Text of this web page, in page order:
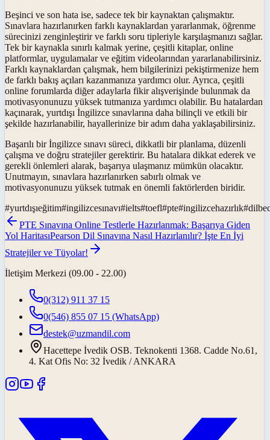
Beşinci ve son hata ise, sadece tek bir kaynaktan çalışmaktır.
Sınavlara hazırlanırken farklı kaynaklardan yararlanmak, öğrenme
sürecinizi zenginleştirir ve farklı soru tipleriyle karşılaşmanızı sağlar.
Tek bir kaynakla sınırlı kalmak yerine, çeşitli kitaplar, online
platformlar, uygulamalar ve eğitim videolarından yararlanabilirsiniz.
Farklı kaynaklardan çalışmak, hem bilgilerinizi pekiştirmenize hem
de farklı bakış açıları kazanmanıza yardımcı olur. Ayrıca, çeşitli
online forumlarda diğer adaylarla fikir alışverişinde bulunmak da
motivasyonunuzu yüksek tutmanıza yardımcı olabilir. Bu hatalardan
kaçınarak, yurtdışı İngilizce sınavlarına daha bilinçli ve etkili bir
şekilde hazırlanabilir, hayallerinize bir adım daha yaklaşabilirsiniz.
Başarılı bir İngilizce sınavı süreci, dikkatli bir planlama, düzenli
çalışma ve doğru stratejiler gerektirir. Bu hatalara dikkat ederek ve
gerekli önlemleri alarak, başarıya ulaşmanız mümkün olacaktır.
Unutmayın, sınavlara hazırlanırken sabırlı olmak ve
motivasyonunuzu yüksek tutmak en önemli faktörlerden biridir.
#yurtdışıeğitim#ingilizcesınavı#ielts#toefl#pte#ingilizcehazırlık#
PTE Sınavına Online Testlerle Hazırlanmak: Başarıya Giden
Yol HaritasıPearson Dil Sınavına Nasıl Hazırlanılır? İşte En İyi
Stratejiler ve Tüyolar!
İletişim Merkezi (09.00 - 22.00)
0(312) 911 37 15
0(546) 855 07 15 (WhatsApp)
destek@uzmandil.com
Hacettepe İvedik OSB. Teknokenti 1368. Cadde No.61,
4. Kat Ofis No: 32 İvedik / ANKARA